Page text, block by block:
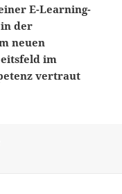
E-Learning-
der
neuen
im
vertraut
für
für